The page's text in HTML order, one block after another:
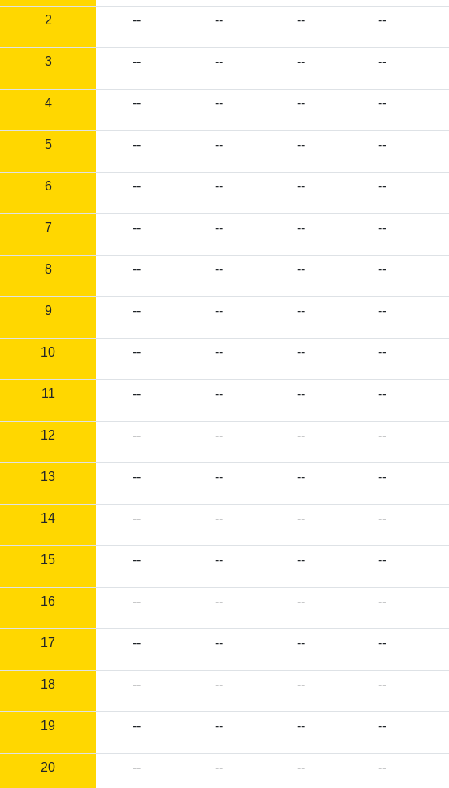
2 -- -- -- --
3 -- -- -- --
4 -- -- -- --
5 -- -- -- --
6 -- -- -- --
7 -- -- -- --
8 -- -- -- --
9 -- -- -- --
10 -- -- -- --
11 -- -- -- --
12 -- -- -- --
13 -- -- -- --
14 -- -- -- --
15 -- -- -- --
16 -- -- -- --
17 -- -- -- --
18 -- -- -- --
19 -- -- -- --
20 -- -- -- --